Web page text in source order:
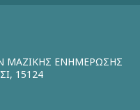
ΜΑΖΙΚΗΣ ΕΝΗΜΕΡΩΣΗΣ
15124